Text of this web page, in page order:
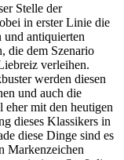
Stelle der
in erster Linie die
und antiquierten
die dem Szenario
verleihen.
werden diesen
und auch die
mit den heutigen
dieses Klassikers in
diese Dinge sind es
Markenzeichen